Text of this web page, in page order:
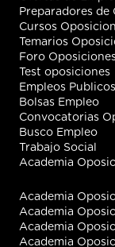
Preparadores de
Cursos
Temarios
Foro
Test oposiciones
Empleos Publicos
Bolsas Empleo
Convocatorias
Busco Empleo
Trabajo Social
Academia
Academia
Academia
Academia
Academia